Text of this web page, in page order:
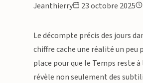
Jeanthierry 23 octobre 2025
Le décompte précis des jours
chiffre cache une réalité un
place pour que le Temps reste
révèle non seulement des